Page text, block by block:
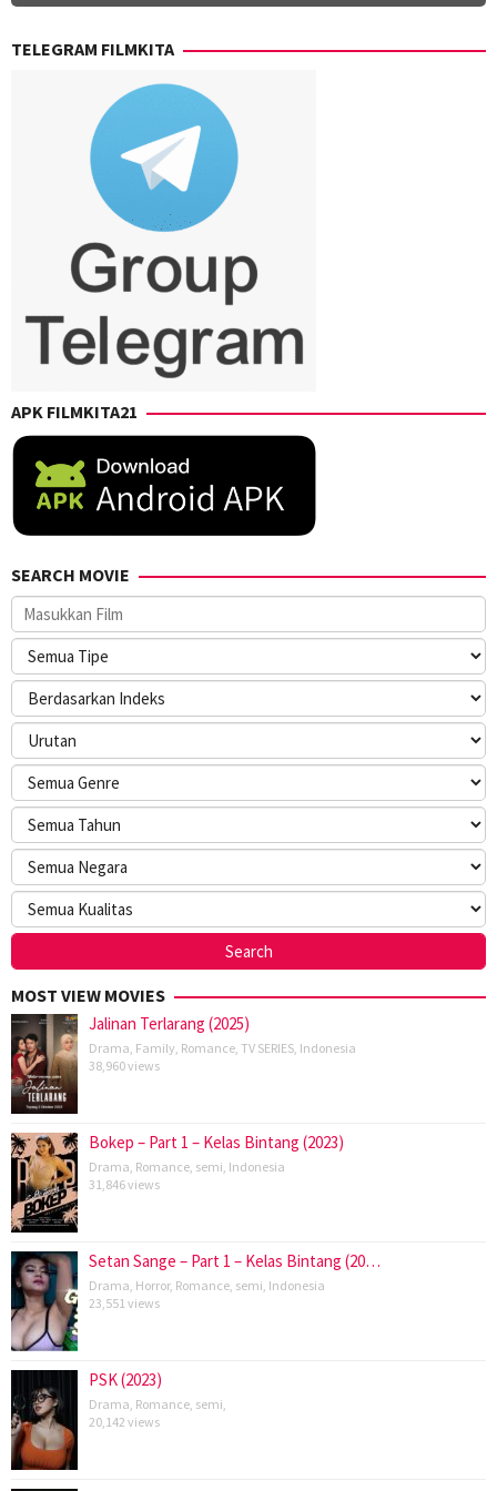
TELEGRAM FILMKITA
APK FILMKITA21
SEARCH MOVIE
MOST VIEW MOVIES
Jalinan Terlarang (2025)
Drama Family Romance TV SERIES Indonesia
38,960 views
Bokep – Part 1 – Kelas Bintang (2023)
Drama Romance semi Indonesia
31,846 views
Setan Sange – Part 1 – Kelas Bintang (20…
Drama Horror, Romance semi Indonesia
23,551 views
PSK (2023)
Drama Romance semi
20,142 views